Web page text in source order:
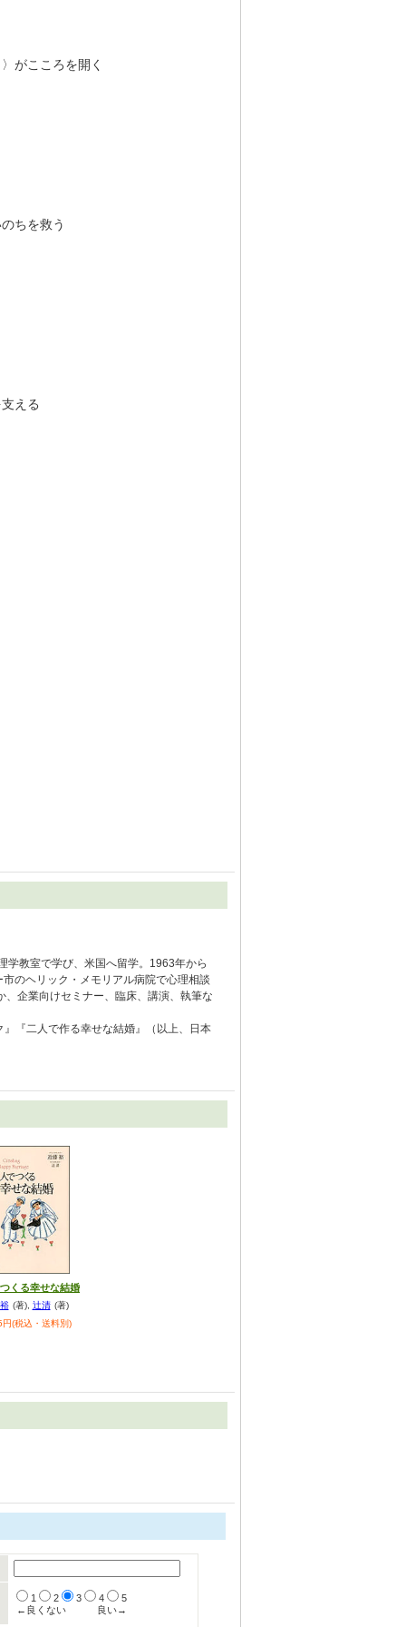
がこころを開く
ちを救う
える
学教室で学び、米国へ留学。1963年から
のヘリック・メモリアル病院で心理相談
企業向けセミナー、臨床、講演、執筆な
『二人で作る幸せな結婚』（以上、日本
くる幸せな結婚
(著), 辻清 (著)
円(税込・送料別)
1 2 3 4
5
←良くない
良い→